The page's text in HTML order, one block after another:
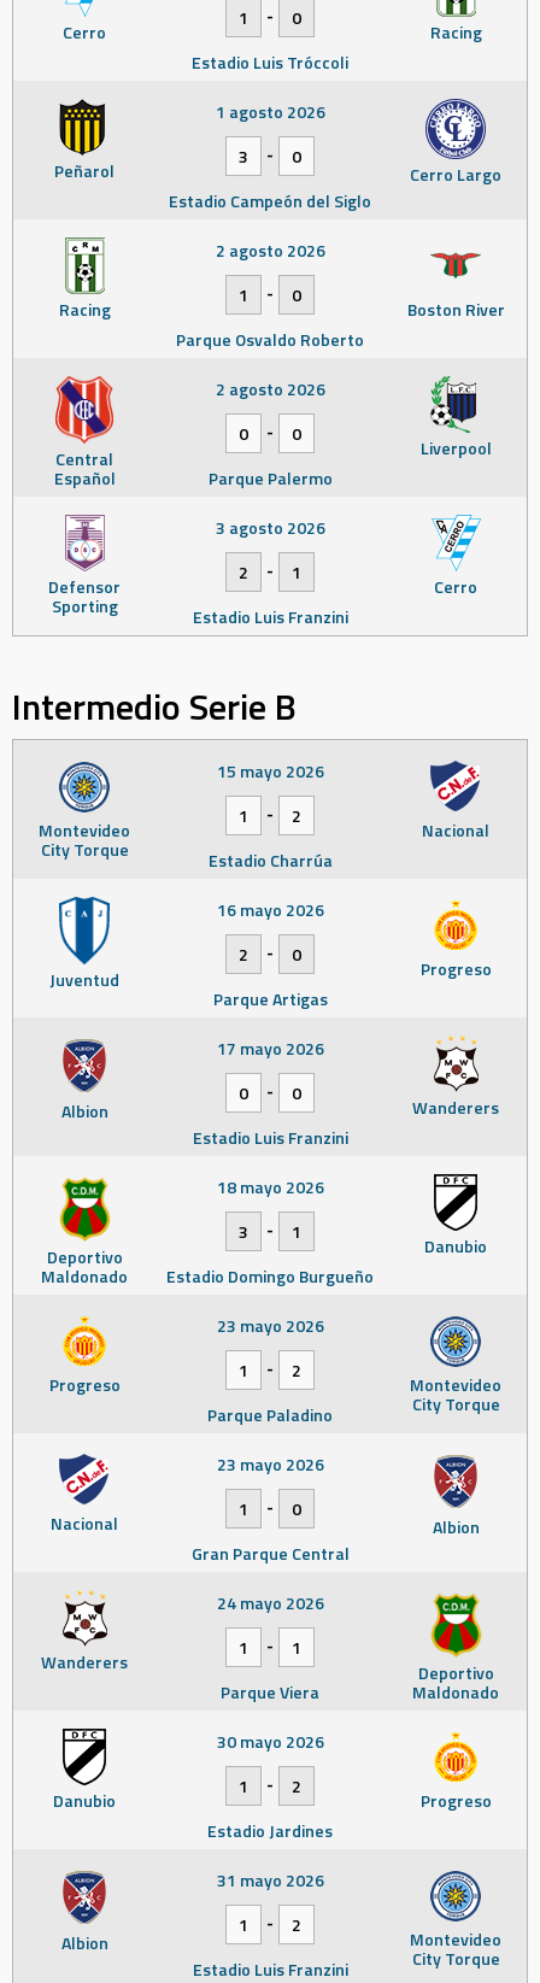
Cerro Racing
1 -
0
Estadio Luis Tróccoli
Peñarol Cerro Largo
1 agosto 2026
3
-
0
Estadio Campeón del Siglo
Racing Boston River
2 agosto 2026
1
-
0
Parque Osvaldo Roberto
Central
Español
Liverpool
2 agosto 2026
0
-
0
Parque Palermo
Defensor
Sporting
Cerro
3 agosto 2026
2
-
1
Estadio Luis Franzini
Intermedio Serie B
Montevideo
City Torque
Nacional
15 mayo 2026
1
-
2
Estadio Charrúa
Juventud Progreso
16 mayo 2026
2
-
0
Parque Artigas
Albion Wanderers
17 mayo 2026
0
-
0
Estadio Luis Franzini
Deportivo
Maldonado
Danubio
18 mayo 2026
3
-
1
Estadio Domingo Burgueño
Progreso Montevideo
City Torque
23 mayo 2026
1
-
2
Parque Paladino
Nacional Albion
23 mayo 2026
1
-
0
Gran Parque Central
Wanderers Deportivo
Maldonado
24 mayo 2026
1
-
1
Parque Viera
Danubio Progreso
30 mayo 2026
1
-
2
Estadio Jardines
Albion Montevideo
City Torque
31 mayo 2026
1
-
2
Estadio Luis Franzini